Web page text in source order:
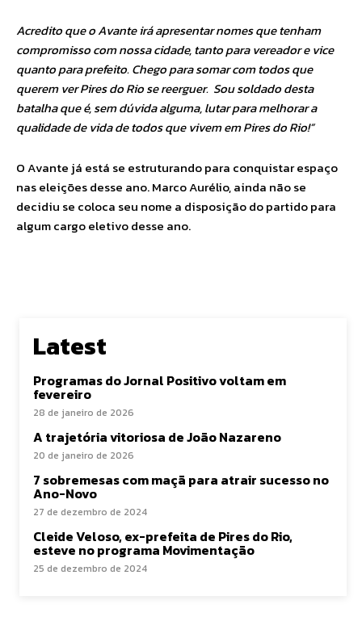
Acredito que o Avante irá apresentar nomes que tenham
compromisso com nossa cidade, tanto para vereador e vice
quanto para prefeito. Chego para somar com todos que
querem ver Pires do Rio se reerguer. Sou soldado desta
batalha que é, sem dúvida alguma, lutar para melhorar a
qualidade de vida de todos que vivem em Pires do Rio!”
O Avante já está se estruturando para conquistar espaço
nas eleições desse ano. Marco Aurélio, ainda não se
decidiu se coloca seu nome a disposição do partido para
algum cargo eletivo desse ano.
Latest
Programas do Jornal Positivo voltam em
fevereiro
28 de janeiro de 2026
A trajetória vitoriosa de João Nazareno
20 de janeiro de 2026
7 sobremesas com maçã para atrair sucesso no
Ano-Novo
27 de dezembro de 2024
Cleide Veloso, ex-prefeita de Pires do Rio,
esteve no programa Movimentação
25 de dezembro de 2024